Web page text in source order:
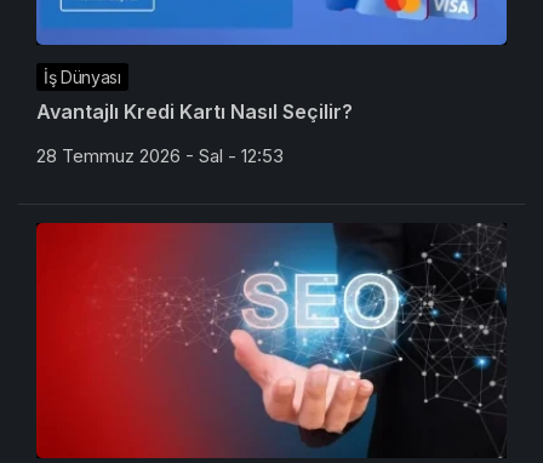
İş Dünyası
Avantajlı Kredi Kartı Nasıl Seçilir?
28 Temmuz 2026 - Sal - 12:53